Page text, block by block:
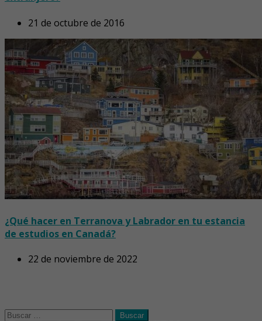
21 de octubre de 2016
¿Qué hacer en Terranova y Labrador en tu estancia
de estudios en Canadá?
22 de noviembre de 2022
Buscar: